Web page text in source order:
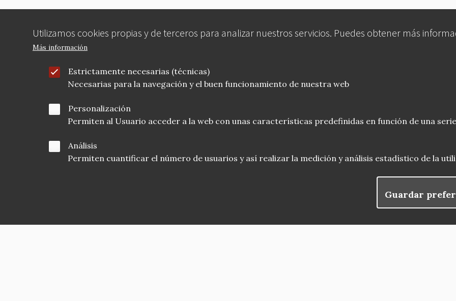
Utilizamos cookies propias y de terceros para analizar nuestros servicios. Puedes obtener más
Más información
Estrictamente necesarias (técnicas)
Necesarias para la navegación y el buen funcionamiento de nuestra web
Personalización
Permiten al Usuario acceder a la web con unas características predefinidas en función de una
Análisis
Permiten cuantificar el número de usuarios y así realizar la medición y análisis estadístico de la
Guardar